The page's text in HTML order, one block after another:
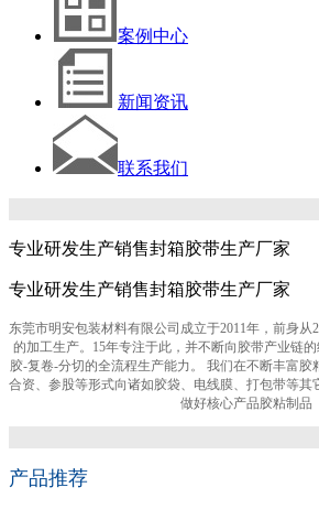
案例中心
新闻资讯
联系我们
专业研发生产销售封箱胶带生产厂家
专业研发生产销售封箱胶带生产厂家
东莞市明安包装材料有限公司成立于2011年，前身从
的加工生产。15年专注于此，并不断向胶带产业链
胶-复卷-分切的全流程生产能力。 我们在不断丰富胶
合资、参股等形式向诸如胶袋、电线膜、打包带等其
做好核心产品胶粘制品
产品推荐